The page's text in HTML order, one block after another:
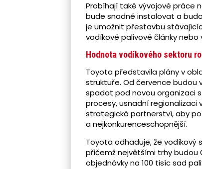
Probíhají také vývojové práce
bude snadné instalovat a
je umožnit přestavbu
vodíkové palivové články
Hodnota vodíkového sektoru
Toyota představila plány v
struktuře. Od července budou
spadat pod novou organizaci
procesy, usnadní regionalizaci
strategická partnerství, aby
a nejkonkurenceschopnější.
Toyota odhaduje, že vodíkový
přičemž největšími trhy budou
objednávky na 100 tisíc sad